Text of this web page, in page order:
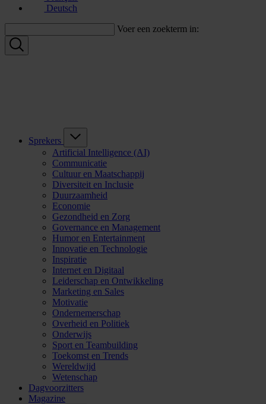
Deutsch
Voer een zoekterm in:
Sprekers
Artificial Intelligence (AI)
Communicatie
Cultuur en Maatschappij
Diversiteit en Inclusie
Duurzaamheid
Economie
Gezondheid en Zorg
Governance en Management
Humor en Entertainment
Innovatie en Technologie
Inspiratie
Internet en Digitaal
Leiderschap en Ontwikkeling
Marketing en Sales
Motivatie
Ondernemerschap
Overheid en Politiek
Onderwijs
Sport en Teambuilding
Toekomst en Trends
Wereldwijd
Wetenschap
Dagvoorzitters
Magazine